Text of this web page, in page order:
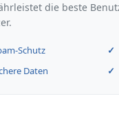
die beste
Schutz
Daten